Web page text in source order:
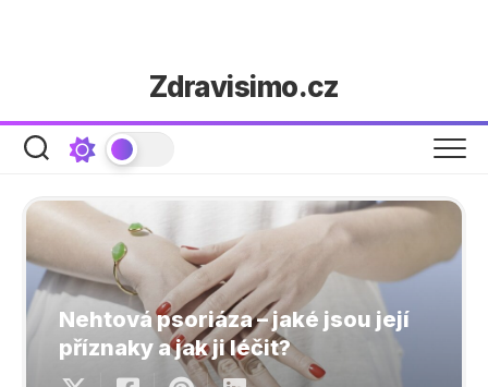
Zdravisimo.cz
Nehtová psoriáza – jaké jsou její
příznaky a jak ji léčit?